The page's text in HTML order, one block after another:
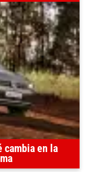
cambia en la